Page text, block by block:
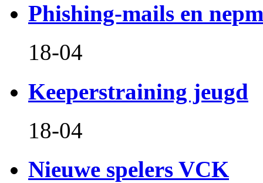
Phishing-mails en
18-04
Keeperstraining jeugd
18-04
Nieuwe spelers VCK